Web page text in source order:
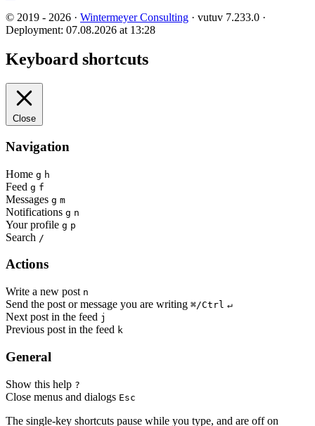
© 2019 - 2026 · Wintermeyer Consulting · vutuv 7.233.0 ·
Deployment: 07.08.2026 at 13:28
Keyboard shortcuts
Close
Navigation
Home g h
Feed g f
Messages g m
Notifications g n
Your profile g p
Search /
Actions
Write a new post n
Send the post or message you are writing ⌘/Ctrl ↵
Next post in the feed j
Previous post in the feed k
General
Show this help ?
Close menus and dialogs Esc
The single-key shortcuts pause while you type, and are off on